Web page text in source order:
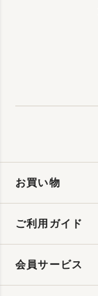
お買い物
ご利用ガイド
会員サービス